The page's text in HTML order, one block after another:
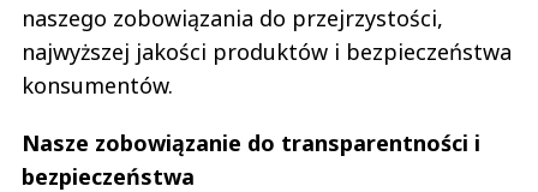
naszego zobowiązania do przejrzystości,
najwyższej jakości produktów i bezpieczeństwa
konsumentów.
Nasze zobowiązanie do transparentności i
bezpieczeństwa